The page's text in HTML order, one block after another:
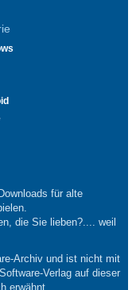
für alte
die Sie lieben?.... weil
Archiv und ist nicht mit
Verlag auf dieser
erwähnt.